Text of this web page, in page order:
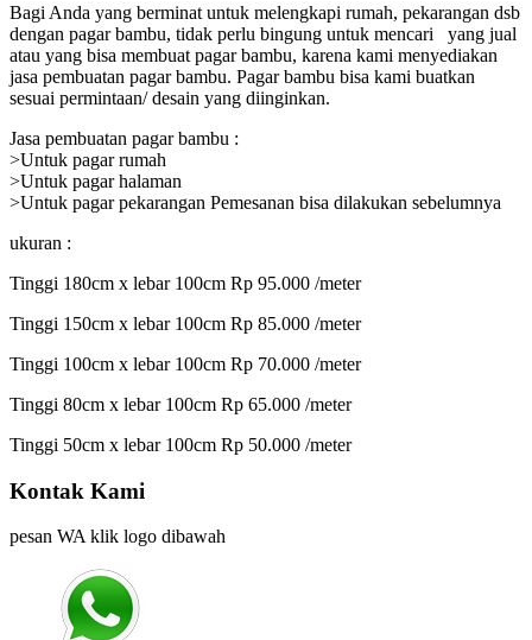
Bagi Anda yang berminat untuk melengkapi rumah, pekarangan dsb
dengan pagar bambu, tidak perlu bingung untuk mencari yang jual
atau yang bisa membuat pagar bambu, karena kami menyediakan
jasa pembuatan pagar bambu. Pagar bambu bisa kami buatkan
sesuai permintaan/ desain yang diinginkan.
Jasa pembuatan pagar bambu :
>Untuk pagar rumah
>Untuk pagar halaman
>Untuk pagar pekarangan Pemesanan bisa dilakukan sebelumnya
ukuran :
Tinggi 180cm x lebar 100cm Rp 95.000 /meter
Tinggi 150cm x lebar 100cm Rp 85.000 /meter
Tinggi 100cm x lebar 100cm Rp 70.000 /meter
Tinggi 80cm x lebar 100cm Rp 65.000 /meter
Tinggi 50cm x lebar 100cm Rp 50.000 /meter
Kontak Kami
pesan WA klik logo dibawah